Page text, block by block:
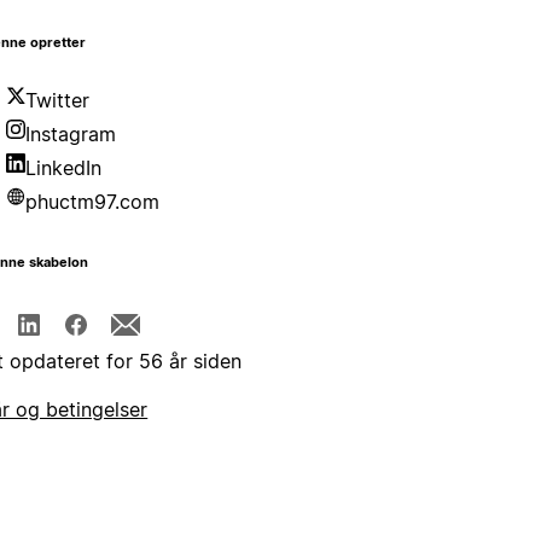
opretter
Twitter
Instagram
LinkedIn
phuctm97.com
skabelon
opdateret for 56 år siden
og betingelser